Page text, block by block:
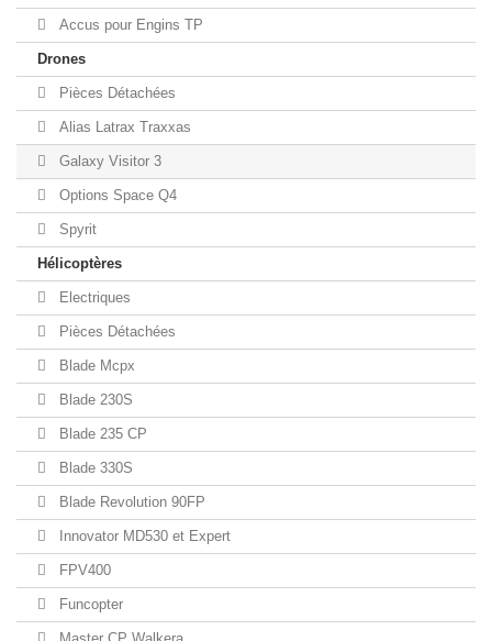
Accus pour Engins TP
Drones
Pièces Détachées
Alias Latrax Traxxas
Galaxy Visitor 3
Options Space Q4
Spyrit
Hélicoptères
Electriques
Pièces Détachées
Blade Mcpx
Blade 230S
Blade 235 CP
Blade 330S
Blade Revolution 90FP
Innovator MD530 et Expert
FPV400
Funcopter